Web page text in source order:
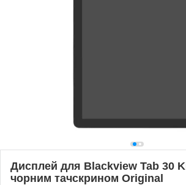
Дисплей для Blackview Tab 30
чорним тачскрином Original